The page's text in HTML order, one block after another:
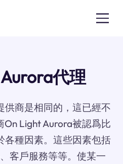
代理
供商是相同的，這已經不
On Light Aurora被認爲比
各種因素。這些因素包括
客戶服務等等。使某一